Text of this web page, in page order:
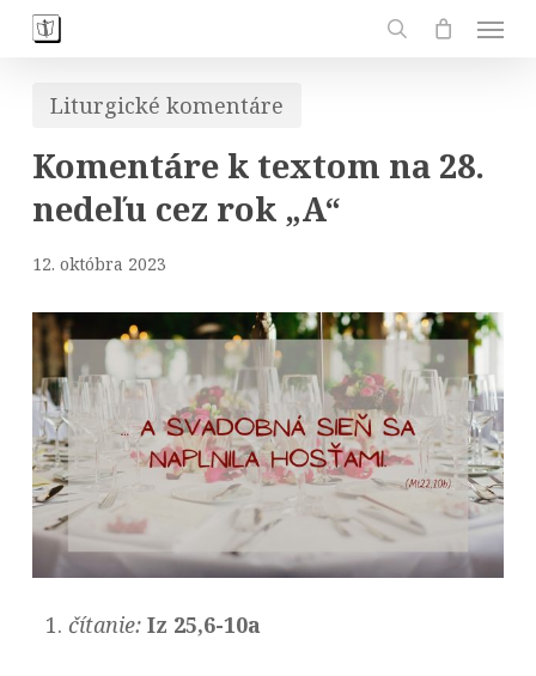
Skip
contentLiturgické komentáre
Komentáre k textom na 28.
nedeľu cez rok „A“
12. októbra 2023
čítanie: Iz 25,6-10a